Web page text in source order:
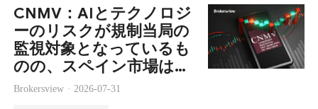
CNMV：AIとテクノロジ
ーのリスクが規制当局の
監視対象となっているも
のの、スペイン市場は依
然として堅調
Brokersview · 2026-07-31